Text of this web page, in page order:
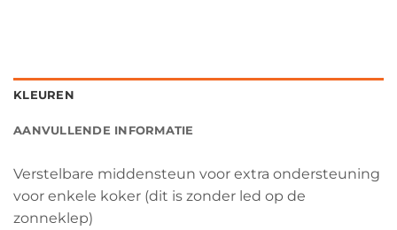
KLEUREN
AANVULLENDE INFORMATIE
Verstelbare middensteun voor extra ondersteuning
voor enkele koker (dit is zonder led op de
zonneklep)